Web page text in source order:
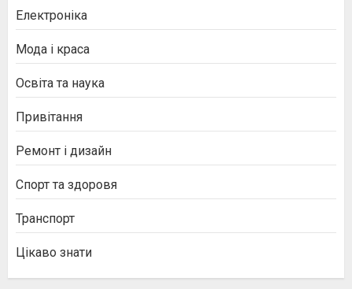
Електроніка
Мода і краса
Освіта та наука
Привітання
Ремонт і дизайн
Спорт та здоровя
Транспорт
Цікаво знати